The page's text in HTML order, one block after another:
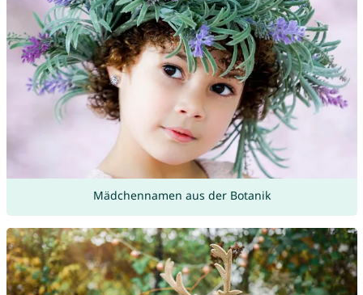
Mädchennamen aus der Botanik